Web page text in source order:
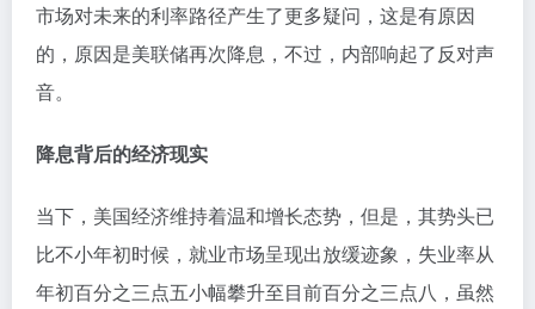
市场对未来的利率路径产生了更多疑问，这是有原因
的，原因是美联储再次降息，不过，内部响起了反对声
音。
降息背后的经济现实
当下，美国经济维持着温和增长态势，但是，其势头已
比不小年初时候，就业市场呈现出放缓迹象，失业率从
年初百分之三点五小幅攀升至目前百分之三点八，虽然